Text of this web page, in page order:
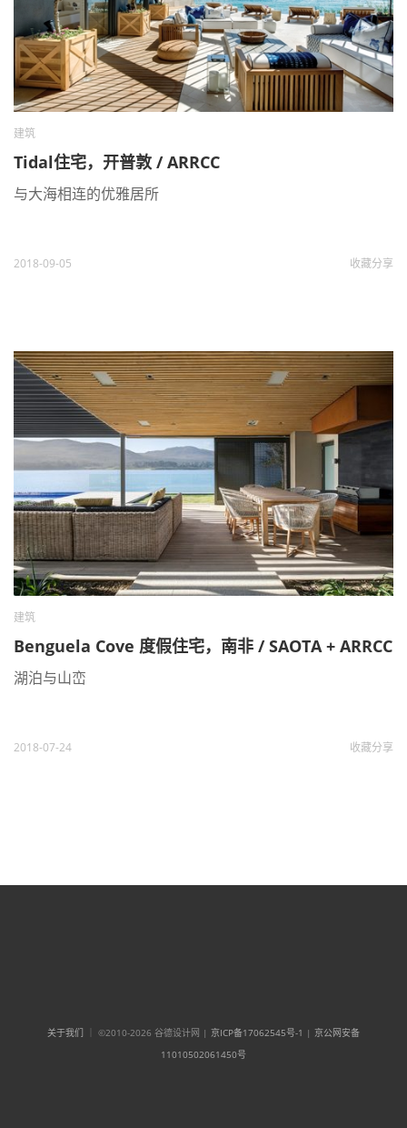
建筑
Tidal住宅，开普敦 / ARRCC
与大海相连的优雅居所
2018-09-05 收藏分享
建筑
Benguela Cove 度假住宅，南非 / SAOTA + ARRCC
湖泊与山峦
2018-07-24 收藏分享
关于我们 ｜ ©2010-2026 谷德设计网 | 京ICP备17062545号-1 | 京公网安备
11010502061450号